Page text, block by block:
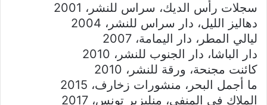
سجلات رأس الديك، سراس للنشر، 2001
دهاليز الليل، دار سراس للنشر، 2004
ليالي المطر، دار اليمامة، 2007
دار الباشا، دار الجنوب للنشر، 2010
كائنت مجنحة، ورقة للنشر، 2010
ما أجمل البحر، منشورات زخارف، 2015
الملاك في المنفى، منليزير تونس، 2017